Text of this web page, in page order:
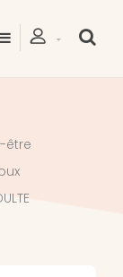
être